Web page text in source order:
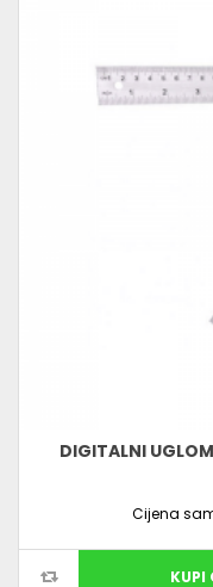
DIGITALNI
Cijena
KUPI